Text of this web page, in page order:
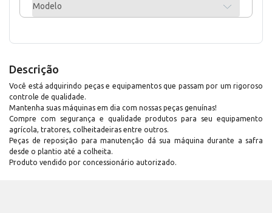
Modelo
Descrição
Você está adquirindo peças e equipamentos que passam por um rigoroso
controle de qualidade.
Mantenha suas máquinas em dia com nossas peças genuínas!
Compre com segurança e qualidade produtos para seu equipamento
agrícola, tratores, colheitadeiras entre outros.
Peças de reposição para manutenção dá sua máquina durante a safra
desde o plantio até a colheita.
Produto vendido por concessionário autorizado.